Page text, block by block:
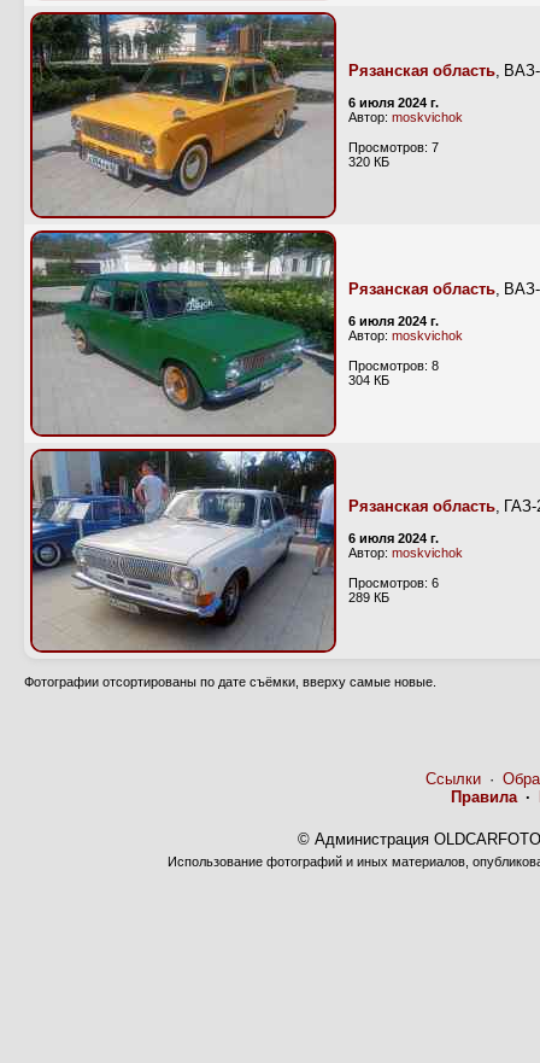
Рязанская область,
6 июля 2024 г.
Автор: moskvichok
Просмотров: 7
320 КБ
Рязанская область,
6 июля 2024 г.
Автор: moskvichok
Просмотров: 8
304 КБ
Рязанская область,
6 июля 2024 г.
Автор: moskvichok
Просмотров: 6
289 КБ
Фотографии отсортированы по дате съёмки, вверху самые новые.
Ссылки·
Правила·
© Администрация
Использование фотографий и иных материалов,